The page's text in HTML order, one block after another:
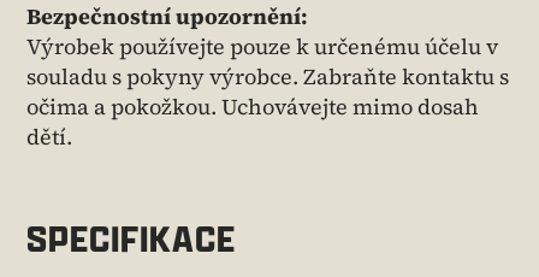
Bezpečnostní upozornění:
Výrobek používejte pouze k určenému účelu v
souladu s pokyny výrobce. Zabraňte kontaktu s
očima a pokožkou. Uchovávejte mimo dosah
dětí.
SPECIFIKACE